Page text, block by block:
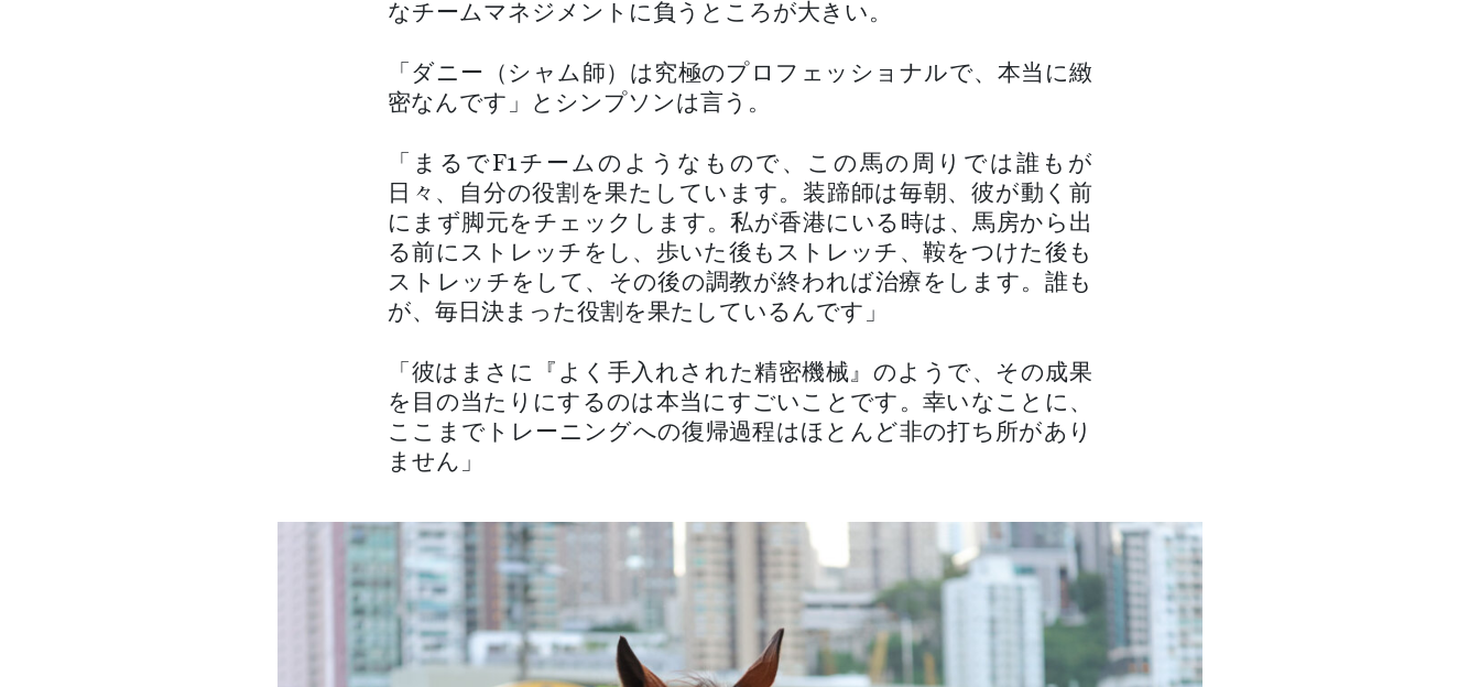
なチームマネジメントに負うところが大きい。
「ダニー（シャム師）は究極のプロフェッショナルで、本当に緻
密なんです」とシンプソンは言う。
「まるでF1チームのようなもので、この馬の周りでは誰もが
日々、自分の役割を果たしています。装蹄師は毎朝、彼が動く前
にまず脚元をチェックします。私が香港にいる時は、馬房から出
る前にストレッチをし、歩いた後もストレッチ、鞍をつけた後も
ストレッチをして、その後の調教が終われば治療をします。誰も
が、毎日決まった役割を果たしているんです」
「彼はまさに『よく手入れされた精密機械』のようで、その成果
を目の当たりにするのは本当にすごいことです。幸いなことに、
ここまでトレーニングへの復帰過程はほとんど非の打ち所があり
ません」